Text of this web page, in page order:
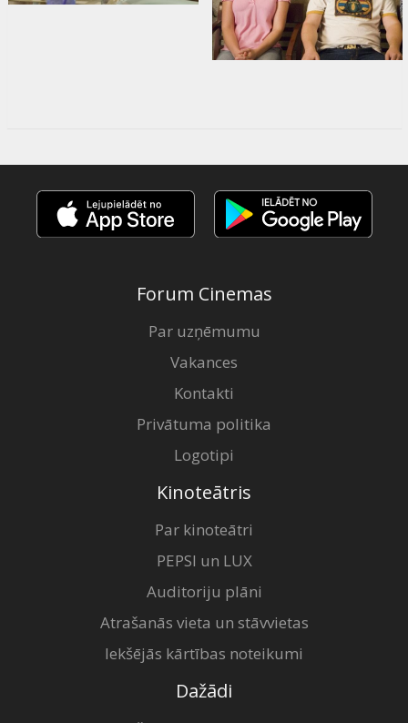
Forum Cinemas
Par uzņēmumu
Vakances
Kontakti
Privātuma politika
Logotipi
Kinoteātris
Par kinoteātri
PEPSI un LUX
Auditoriju plāni
Atrašanās vieta un stāvvietas
Iekšējās kārtības noteikumi
Dažādi